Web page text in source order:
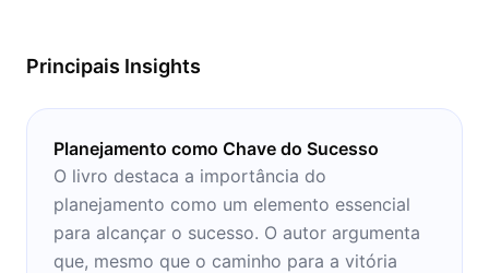
Principais Insights
Planejamento como Chave do Sucesso
O livro destaca a importância do
planejamento como um elemento essencial
para alcançar o sucesso. O autor argumenta
que, mesmo que o caminho para a vitória